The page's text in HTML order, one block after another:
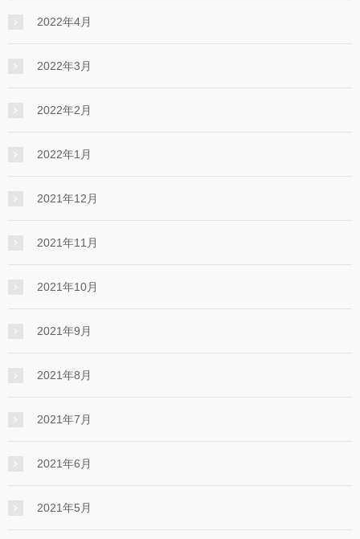
2022年4月
2022年3月
2022年2月
2022年1月
2021年12月
2021年11月
2021年10月
2021年9月
2021年8月
2021年7月
2021年6月
2021年5月